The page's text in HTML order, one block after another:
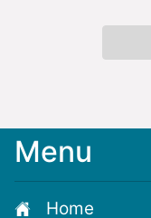
Meld
Menu
Home